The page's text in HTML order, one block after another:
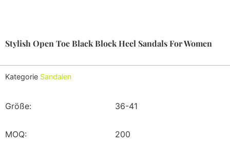
Stylish Open Toe Black Block Heel Sandals For Women
Kategorie Sandalen
Größe: 36-41
MOQ: 200